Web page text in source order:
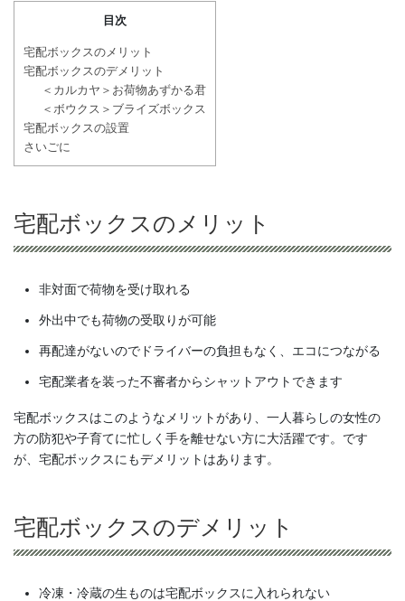
目次
宅配ボックスのメリット
宅配ボックスのデメリット
＜カルカヤ＞お荷物あずかる君
＜ボウクス＞ブライズボックス
宅配ボックスの設置
さいごに
宅配ボックスのメリット
非対面で荷物を受け取れる
外出中でも荷物の受取りが可能
再配達がないのでドライバーの負担もなく、エコにつながる
宅配業者を装った不審者からシャットアウトできます
宅配ボックスはこのようなメリットがあり、一人暮らしの女性の
方の防犯や子育てに忙しく手を離せない方に大活躍です。です
が、宅配ボックスにもデメリットはあります。
宅配ボックスのデメリット
冷凍・冷蔵の生ものは宅配ボックスに入れられない